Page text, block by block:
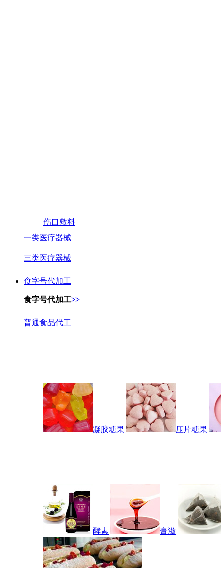
伤口敷料
一类医疗器械
三类医疗器械
食字号代加工
食字号代加工>>
普通食品代工
凝胶糖果 压片糖果
酵素 膏滋